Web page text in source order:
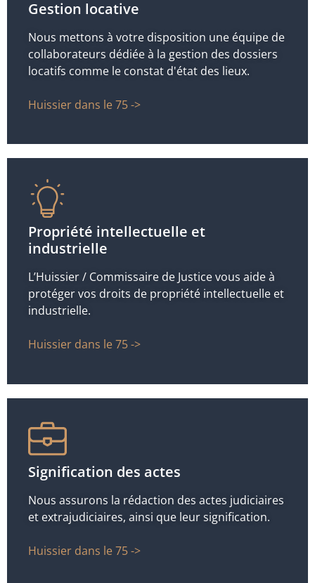
Gestion locative
Nous mettons à votre disposition une équipe de
collaborateurs dédiée à la gestion des dossiers
locatifs comme le constat d'état des lieux.
Huissier dans le 75 ->
Propriété intellectuelle et
industrielle
L’Huissier / Commissaire de Justice vous aide à
protéger vos droits de propriété intellectuelle et
industrielle.
Huissier dans le 75 ->
Signification des actes
Nous assurons la rédaction des actes judiciaires
et extrajudiciaires, ainsi que leur signification.
Huissier dans le 75 ->